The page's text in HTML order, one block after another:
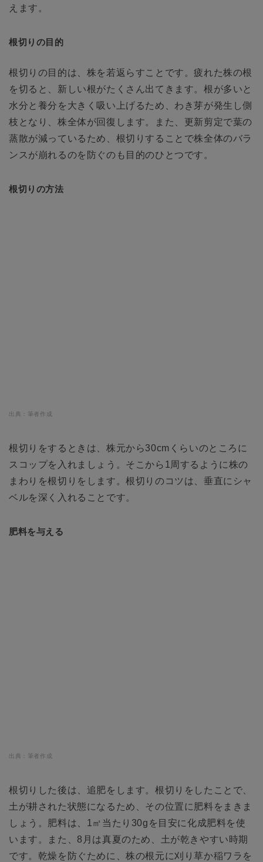
えます。
根切りの目的
根切りの目的は、株を若返らすことです。疲れた株の根
を切ると、新しい根がたくさん出てきます。根が多いと
水分と養分を大きく吸い上げるため、わき芽が発生し側
枝となり、株全体が回復します。また、更新剪定で葉の
蒸散が減っているため、根切りすることで株全体のバラ
ンスが崩れるのを防ぐのも目的のひとつです。
根切りの方法
出典：筆者作成
根切りをするときは、株元から30cmくらいのところに
スコップを入れましょう。そこから1周するように株の
まわりを根切りをします。根切りのコツは、垂直にシャ
ベルを深く入れることです。
肥料を与える
出典： 筆者作成
根切りした後は、追肥をします。根切りをしたことで、
土が耕された状態になるため、その位置に肥料をまきま
しょう。肥料は、1㎡当たり30gを目安に化成肥料を使
います。また、8月は真夏のため、土が乾きやすい時期
です。乾燥を防ぐために、株の根元に刈り草か稲ワラを